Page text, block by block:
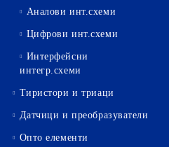
Аналови инт.схеми
Цифрови инт.схеми
Интерфейсни
интегр.схеми
Тиристори и триаци
Датчици и преобразуватели
Опто елементи